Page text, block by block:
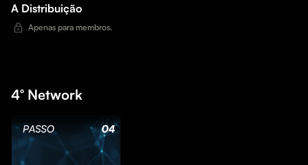
A Distribuição
Apenas para membros.
4° Network